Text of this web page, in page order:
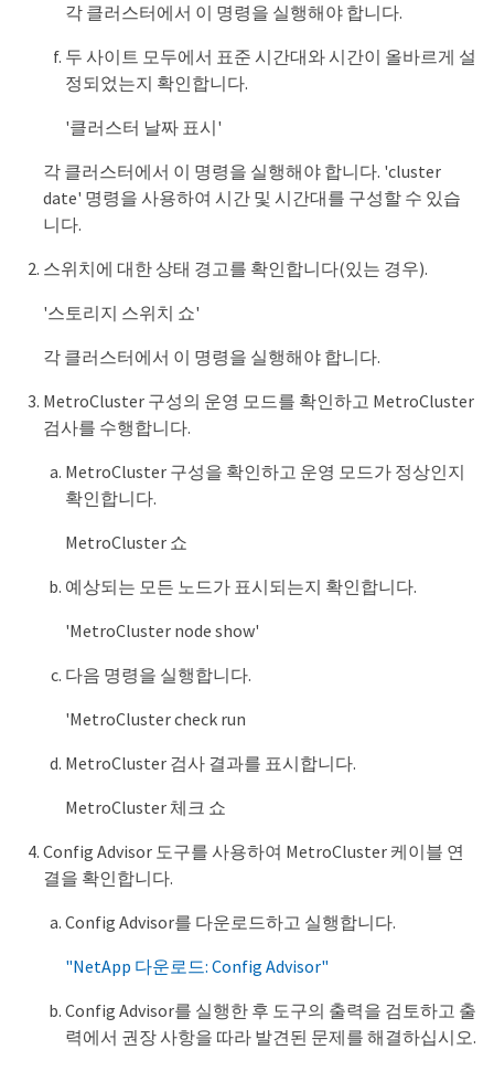
각 클러스터에서 이 명령을 실행해야 합니다.
두 사이트 모두에서 표준 시간대와 시간이 올바르게 설
정되었는지 확인합니다.
'클러스터 날짜 표시'
각 클러스터에서 이 명령을 실행해야 합니다. 'cluster
date' 명령을 사용하여 시간 및 시간대를 구성할 수 있습
니다.
스위치에 대한 상태 경고를 확인합니다(있는 경우).
'스토리지 스위치 쇼'
각 클러스터에서 이 명령을 실행해야 합니다.
MetroCluster 구성의 운영 모드를 확인하고 MetroCluster
검사를 수행합니다.
MetroCluster 구성을 확인하고 운영 모드가 정상인지
확인합니다.
MetroCluster 쇼
예상되는 모든 노드가 표시되는지 확인합니다.
'MetroCluster node show'
다음 명령을 실행합니다.
'MetroCluster check run
MetroCluster 검사 결과를 표시합니다.
MetroCluster 체크 쇼
Config Advisor 도구를 사용하여 MetroCluster 케이블 연
결을 확인합니다.
Config Advisor를 다운로드하고 실행합니다.
"NetApp 다운로드: Config Advisor"
Config Advisor를 실행한 후 도구의 출력을 검토하고 출
력에서 권장 사항을 따라 발견된 문제를 해결하십시오.